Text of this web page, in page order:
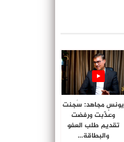
يونس مجاهد: سُجنت
وعُذّبت ورفضت
تقديم طلب العفو
والبطاقة…